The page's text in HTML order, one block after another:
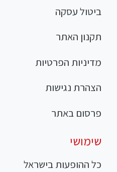
ביטול עסקה
תקנון האתר
מדיניות הפרטיות
הצהרת נגישות
פרסום באתר
שימושי
כל ההופעות בישראל